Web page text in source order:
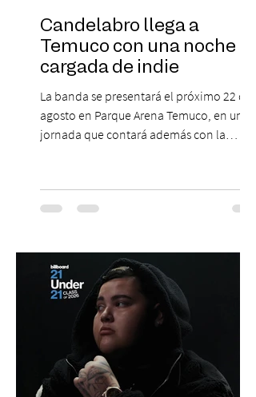
Candelabro llega a
Temuco con una noche
cargada de indie
La banda se presentará el próximo 22 de
agosto en Parque Arena Temuco, en una
jornada que contará además con la
agosto, el Parque Arena Temuco será
escenario de una noche dedicada al indie
banda que llegará a la capital de La
Araucanía para ofrecer un show cargado
de energía, guitarras y canciones que han
marcado su breve pero exitosa trayectoria.